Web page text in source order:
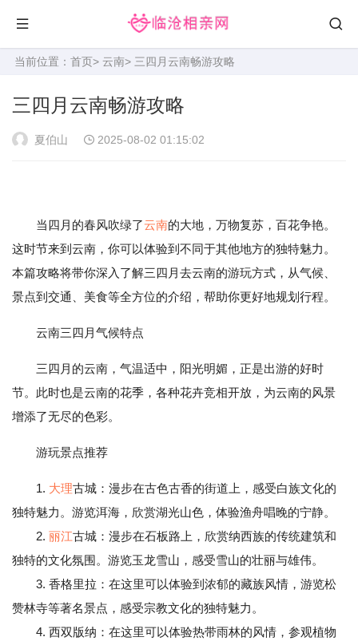
当前位置： 首页> 云南> 三四月云南畅游攻略
三四月云南畅游攻略
夏伯山 2025-08-02 01:15:02
当四月的春风吹绿了云南的大地，万物复苏，百花争艳。
这时节来到云南，你可以体验到不同于其他地方的独特魅力。
本篇攻略将带你深入了解三四月去云南的游玩方式，从气候、
景点到交通、美食等全方位的介绍，帮助你更好地规划行程。
云南三四月气候特点
三四月的云南，气温适中，阳光明媚，正是出游的好时
节。此时也是云南的花季，各种花卉竞相开放，为云南的风景
增添了无尽的色彩。
游玩景点推荐
1. 大理古城：漫步在古色古香的街道上，感受白族文化的
独特魅力。游览洱海，欣赏湖光山色，体验渔舟唱晚的宁静。
2. 丽江古城：漫步在石板路上，欣赏纳西族的传统建筑和
独特的文化氛围。游览玉龙雪山，感受雪山的壮丽与雄伟。
3. 香格里拉：在这里可以体验到浓郁的藏族风情，游览松
赞林寺等著名景点，感受宗教文化的独特魅力。
4. 西双版纳：在这里可以体验热带雨林的风情，参观植物